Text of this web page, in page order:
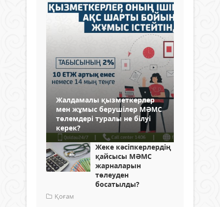
Жалдамалы қызметкерлер
мен жұмыс берушілер МӘМС
төлемдері туралы не білуі
керек?
Жеке кәсіпкерлердің
қайсысы МӘМС
жарналарын
төлеуден
босатылды?
Қоғам